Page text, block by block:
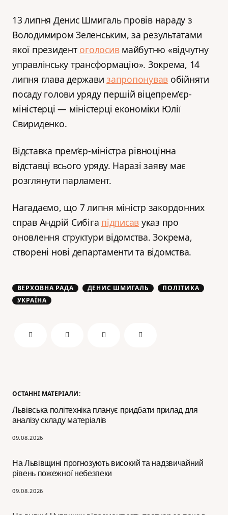
ОСТАННІ МАТЕРІАЛИ:
Львівська політехніка планує придбати прилад для
аналізу складу матеріалів
09.08.2026
На Львівщині прогнозують високий та надзвичайний
рівень пожежної небезпеки
09.08.2026
13 липня Денис Шмигаль провів нараду з
Володимиром Зеленським, за результатами
якої президент оголосивмайбутню «відчутну
управлінську трансформацію». Зокрема, 14
липня глава державизапропонував обійняти
посаду голови уряду першій віцепрем’єр-
міністерці — міністерці економіки Юлії
Свириденко.
Відставка прем’єр-міністра рівноцінна
відставці всього уряду. Наразі заяву має
розглянути парламент.
Нагадаємо, що 7 липня міністр закордонних
справ Андрій Сибіга підписав указ про
оновлення структури відомства. Зокрема,
створені нові департаменти та відомства.
ВЕРХОВНА РАДА ДЕНИС ШМИГАЛЬ
ПОЛІТИКА
УКРАЇНА